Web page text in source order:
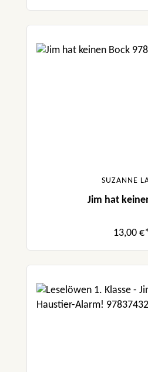
SUZANNE
Jim hat
13,00 €*